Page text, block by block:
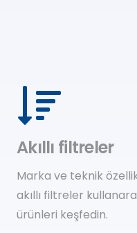
Akıllı filtreler
Marka ve teknik
akıllı filtreler
ürünleri keşfedin.